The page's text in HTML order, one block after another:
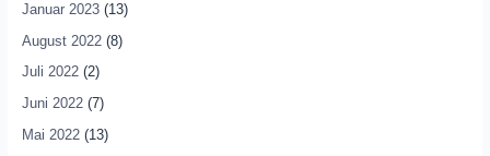
Januar 2023(13)
August 2022(8)
Juli 2022(2)
Juni 2022(7)
Mai 2022(13)